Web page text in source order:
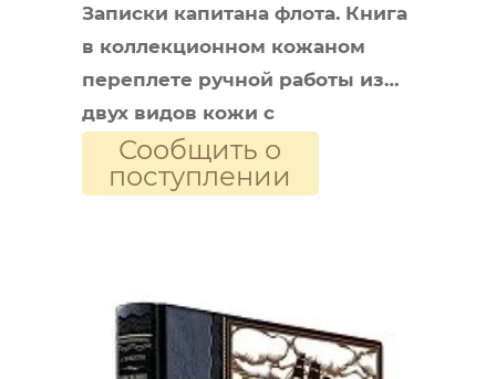
Записки капитана флота. Книга
в коллекционном кожаном
переплете ручной работы из
двух видов кожи с
окрашенным и золоченым
обрезом. Роза ветров
Сообщить о
поступлении